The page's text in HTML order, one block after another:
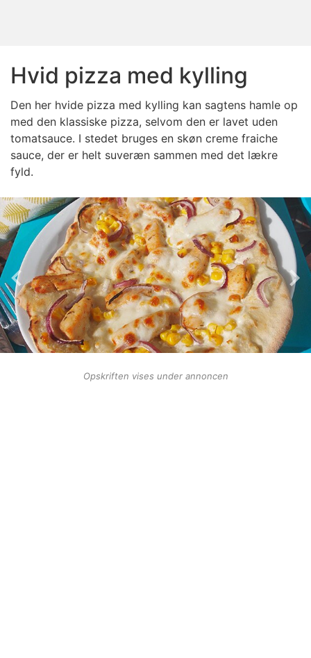
Hvid pizza med kylling
Den her hvide pizza med kylling kan sagtens hamle op
med den klassiske pizza, selvom den er lavet uden
tomatsauce. I stedet bruges en skøn creme fraiche
sauce, der er helt suveræn sammen med det lækre
fyld.
Opskriften vises under annoncen